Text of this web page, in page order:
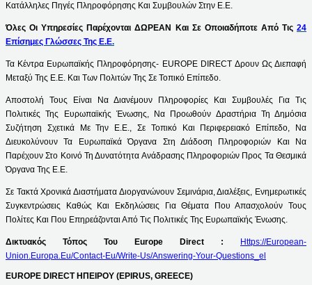
Κατάλληλες Πηγές Πληροφόρησης Και Συμβουλών Στην Ε.Ε.
Όλες Οι Υπηρεσίες Παρέχονται ΔΩΡΕΑΝ Και Σε Οποιαδήποτε Από Τις 24
Επίσημες Γλώσσες Της Ε.Ε.
Τα Κέντρα Ευρωπαϊκής Πληροφόρησης- EUROPE DIRECT Δρουν Ως Διεπαφή
Μεταξύ Της Ε.Ε. Και Των Πολιτών Της Σε Τοπικό Επίπεδο.
Αποστολή Τους Είναι Να Διανέμουν Πληροφορίες Και Συμβουλές Για Τις
Πολιτικές Της Ευρωπαϊκής Ένωσης, Να Προωθούν Δραστήρια Τη Δημόσια
Συζήτηση Σχετικά Με Την Ε.Ε., Σε Τοπικό Και Περιφερειακό Επίπεδο, Να
Διευκολύνουν Τα Ευρωπαϊκά Όργανα Στη Διάδοση Πληροφοριών Και Να
Παρέχουν Στο Κοινό Τη Δυνατότητα Ανάδρασης Πληροφοριών Προς Τα Θεσμικά
Όργανα Της Ε.Ε.
Σε Τακτά Χρονικά Διαστήματα Διοργανώνουν Σεμινάρια, Διαλέξεις, Ενημερωτικές
Συγκεντρώσεις Καθώς Και Εκδηλώσεις Για Θέματα Που Απασχολούν Τους
Πολίτες Και Που Επηρεάζονται Από Τις Πολιτικές Της Ευρωπαϊκής Ένωσης.
Δικτυακός Τόπος Του Europe Direct :
Https://european-
Union.europa.eu/contact-Eu/write-Us/answering-Your-Questions_el
EUROPE DIRECT ΗΠΕΙΡΟΥ (EPIRUS, GREECE)